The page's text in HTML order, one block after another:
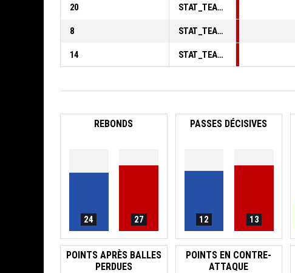
20 STAT_TEAMMATCH_BASKETBALL_sPointsFromTurnovers_ABBREV
8 STAT_TEAMMATCH_BASKETBALL_sBenchPoints_ABBREV
14 STAT_TEAMMATCH_BASKETBALL_sPointsFastBreak_ABBREV
REBONDS
24 27
PASSES DÉCISIVES
12 13
POINTS APRÈS BALLES
PERDUES
POINTS EN CONTRE-
ATTAQUE